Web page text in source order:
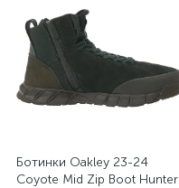
Ботинки Oakley 23-24
Coyote Mid Zip Boot Hunter